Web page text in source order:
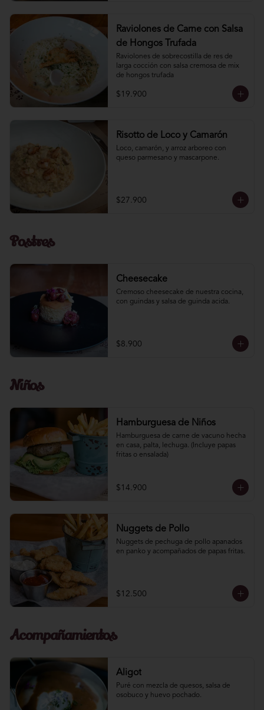
Raviolones de Carne con Salsa
de Hongos Trufada
Raviolones de sobrecostilla de res de
larga cocción con salsa cremosa de mix
de hongos trufada
$19.900
Risotto de Loco y Camarón
Loco, camarón, y arroz arboreo con
queso parmesano y mascarpone.
$27.900
Postres
Cheesecake
Cremoso cheesecake de nuestra cocina,
con guindas y salsa de guinda acida.
$8.900
Niños
Hamburguesa de Niños
Hamburguesa de carne de vacuno hecha
en casa, palta, lechuga. (Incluye papas
fritas o ensalada)
$14.900
Nuggets de Pollo
Nuggets de pechuga de pollo apanados
en panko y acompañados de papas fritas.
$12.500
Acompañamientos
Aligot
Puré con mezcla de quesos, salsa de
osobuco y huevo pochado.